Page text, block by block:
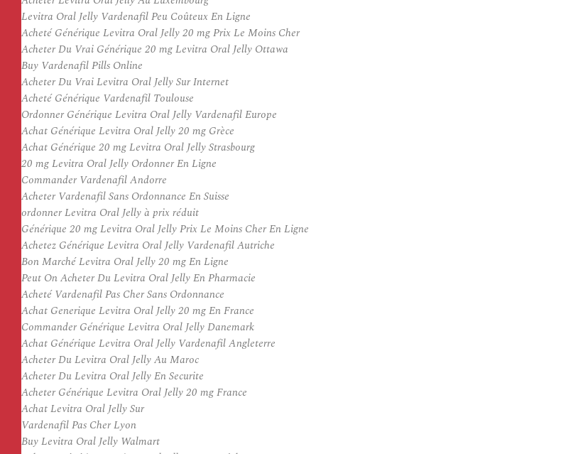
Levitra Oral Jelly Vardenafil Peu Coûteux En Ligne
Acheté Générique Levitra Oral Jelly 20 mg Prix Le Moins Cher
Acheter Du Vrai Générique 20 mg Levitra Oral Jelly Ottawa
Buy Vardenafil Pills Online
Acheter Du Vrai Levitra Oral Jelly Sur Internet
Acheté Générique Vardenafil Toulouse
Ordonner Générique Levitra Oral Jelly Vardenafil Europe
Achat Générique Levitra Oral Jelly 20 mg Grèce
Achat Générique 20 mg Levitra Oral Jelly Strasbourg
20 mg Levitra Oral Jelly Ordonner En Ligne
Commander Vardenafil Andorre
Acheter Vardenafil Sans Ordonnance En Suisse
ordonner Levitra Oral Jelly à prix réduit
Générique 20 mg Levitra Oral Jelly Prix Le Moins Cher En Ligne
Achetez Générique Levitra Oral Jelly Vardenafil Autriche
Bon Marché Levitra Oral Jelly 20 mg En Ligne
Peut On Acheter Du Levitra Oral Jelly En Pharmacie
Acheté Vardenafil Pas Cher Sans Ordonnance
Achat Generique Levitra Oral Jelly 20 mg En France
Commander Générique Levitra Oral Jelly Danemark
Achat Générique Levitra Oral Jelly Vardenafil Angleterre
Acheter Du Levitra Oral Jelly Au Maroc
Acheter Du Levitra Oral Jelly En Securite
Acheter Générique Levitra Oral Jelly 20 mg France
Achat Levitra Oral Jelly Sur
Vardenafil Pas Cher Lyon
Buy Levitra Oral Jelly Walmart